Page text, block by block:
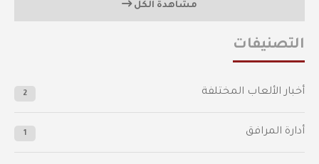
مشاهدة الكل
التصنيفات
أخبار الألعاب المختلفة 2
أدارة المرافق 1